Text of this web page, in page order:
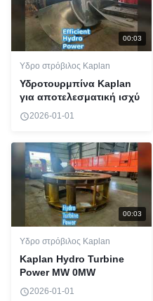
00:03
Υδρο στρόβιλος Kaplan
Υδροτουρμπίνα Kaplan
για αποτελεσματική ισχύ
2026-01-01
00:03
Υδρο στρόβιλος Kaplan
Kaplan Hydro Turbine
Power MW 0MW
2026-01-01